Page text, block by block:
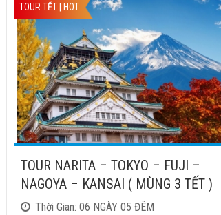
TOUR TẾT | HOT
TOUR NARITA – TOKYO – FUJI –
NAGOYA – KANSAI ( MÙNG 3 TẾT )
Thời Gian: 06 NGÀY 05 ĐÊM